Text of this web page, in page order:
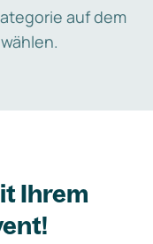
auf dem
Ihrem